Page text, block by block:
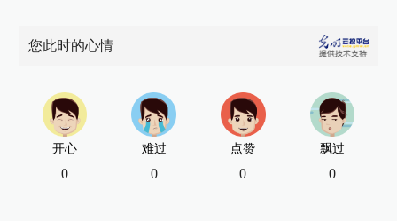
您此时的心情
开心
0
难过
0
点赞
0
飘过
0